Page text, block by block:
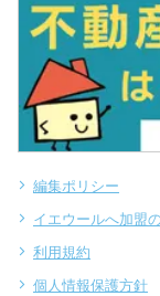
編集ポリシー
イエウールへ加盟
利用規約
個人情報保護方針